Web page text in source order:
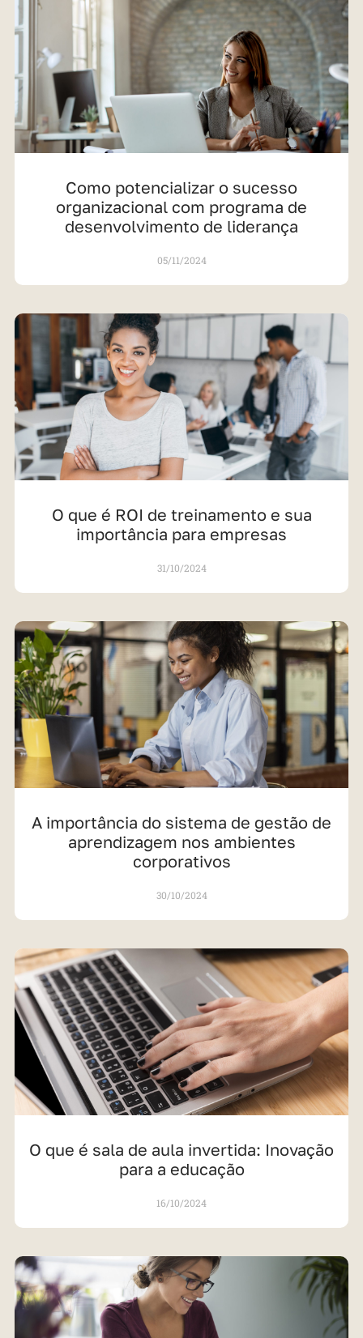
Como potencializar o sucesso
organizacional com programa de
desenvolvimento de liderança
05/11/2024
O que é ROI de treinamento e sua
importância para empresas
31/10/2024
A importância do sistema de gestão de
aprendizagem nos ambientes
corporativos
30/10/2024
O que é sala de aula invertida: Inovação
para a educação
16/10/2024